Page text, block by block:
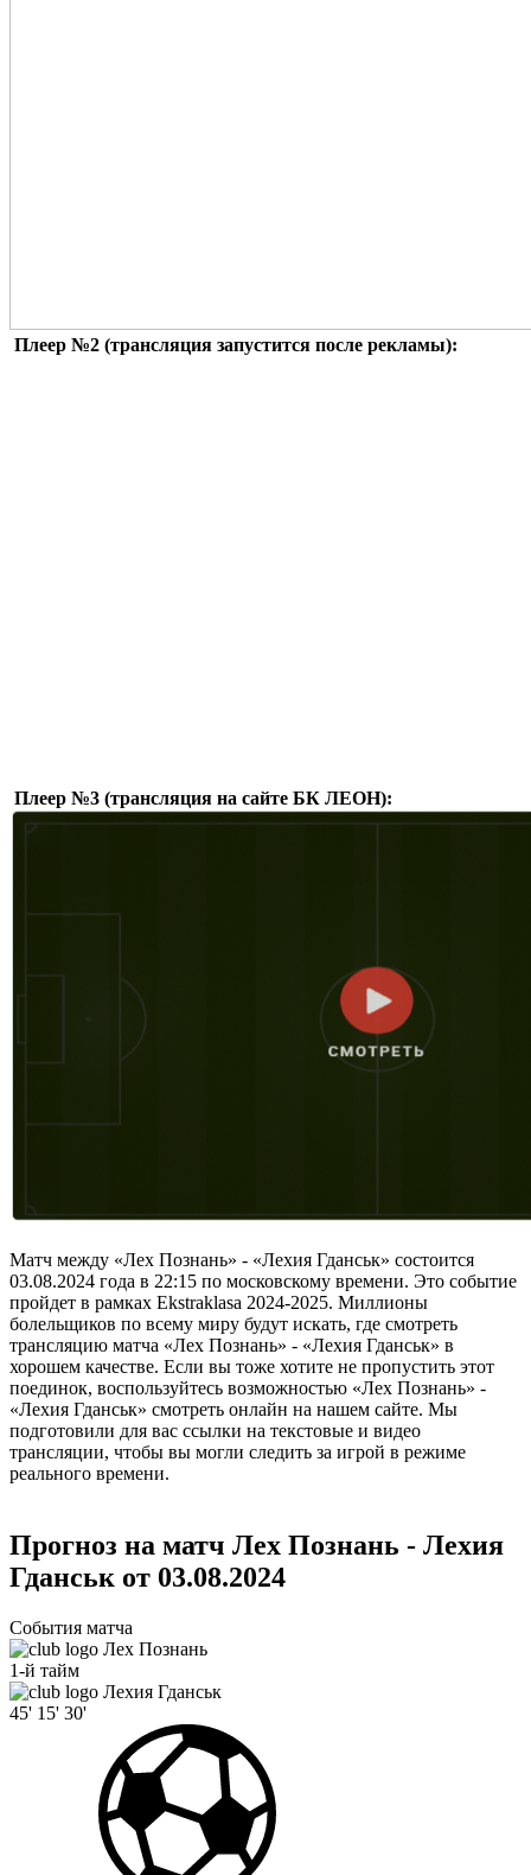
Плеер №2 (трансляция запустится после рекламы):
Плеер №3 (трансляция на сайте БК ЛЕОН):
Матч между «Лех Познань» - «Лехия Гданськ» состоится
03.08.2024 года в 22:15 по московскому времени. Это событие
пройдет в рамках Ekstraklasa 2024-2025. Миллионы
болельщиков по всему миру будут искать, где смотреть
трансляцию матча «Лех Познань» - «Лехия Гданськ» в
хорошем качестве. Если вы тоже хотите не пропустить этот
поединок, воспользуйтесь возможностью «Лех Познань» -
«Лехия Гданськ» смотреть онлайн на нашем сайте. Мы
подготовили для вас ссылки на текстовые и видео
трансляции, чтобы вы могли следить за игрой в режиме
реального времени.
Прогноз на матч Лех Познань - Лехия
Гданськ от 03.08.2024
События матча
Лех Познань
1-й тайм
Лехия Гданськ
45' 15' 30'